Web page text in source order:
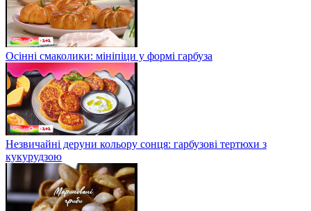
Осінні смаколики: мініпіци у формі гарбуза
Незвичайні деруни кольору сонця: гарбузові тертюхи з
кукурудзою